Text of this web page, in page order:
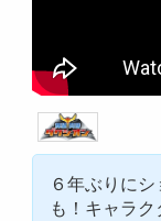
６年ぶりに
も！キャラ